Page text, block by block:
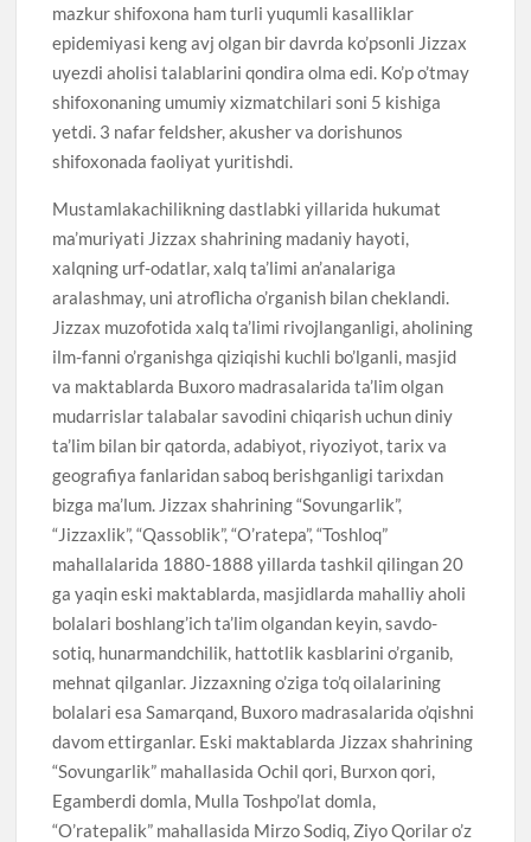
mazkur shifoxona ham turli yuqumli kasalliklar
epidemiyasi keng avj olgan bir davrda ko’psonli Jizzax
uyezdi aholisi talablarini qondira olma edi. Ko’p o’tmay
shifoxonaning umumiy xizmatchilari soni 5 kishiga
yetdi. 3 nafar feldsher, akusher va dorishunos
shifoxonada faoliyat yuritishdi.
Mustamlakachilikning dastlabki yillarida hukumat
ma’muriyati Jizzax shahrining madaniy hayoti,
xalqning urf-odatlar, xalq ta’limi an’analariga
aralashmay, uni atroflicha o’rganish bilan cheklandi.
Jizzax muzofotida xalq ta’limi rivojlanganligi, aholining
ilm-fanni o’rganishga qiziqishi kuchli bo’lganli, masjid
va maktablarda Buxoro madrasalarida ta’lim olgan
mudarrislar talabalar savodini chiqarish uchun diniy
ta’lim bilan bir qatorda, adabiyot, riyoziyot, tarix va
geografiya fanlaridan saboq berishganligi tarixdan
bizga ma’lum. Jizzax shahrining “Sovungarlik”,
“Jizzaxlik”, “Qassoblik”, “O’ratepa”, “Toshloq”
mahallalarida 1880-1888 yillarda tashkil qilingan 20
ga yaqin eski maktablarda, masjidlarda mahalliy aholi
bolalari boshlang’ich ta’lim olgandan keyin, savdo-
sotiq, hunarmandchilik, hattotlik kasblarini o’rganib,
mehnat qilganlar. Jizzaxning o’ziga to’q oilalarining
bolalari esa Samarqand, Buxoro madrasalarida o’qishni
davom ettirganlar. Eski maktablarda Jizzax shahrining
“Sovungarlik” mahallasida Ochil qori, Burxon qori,
Egamberdi domla, Mulla Toshpo’lat domla,
“O’ratepalik” mahallasida Mirzo Sodiq, Ziyo Qorilar o’z